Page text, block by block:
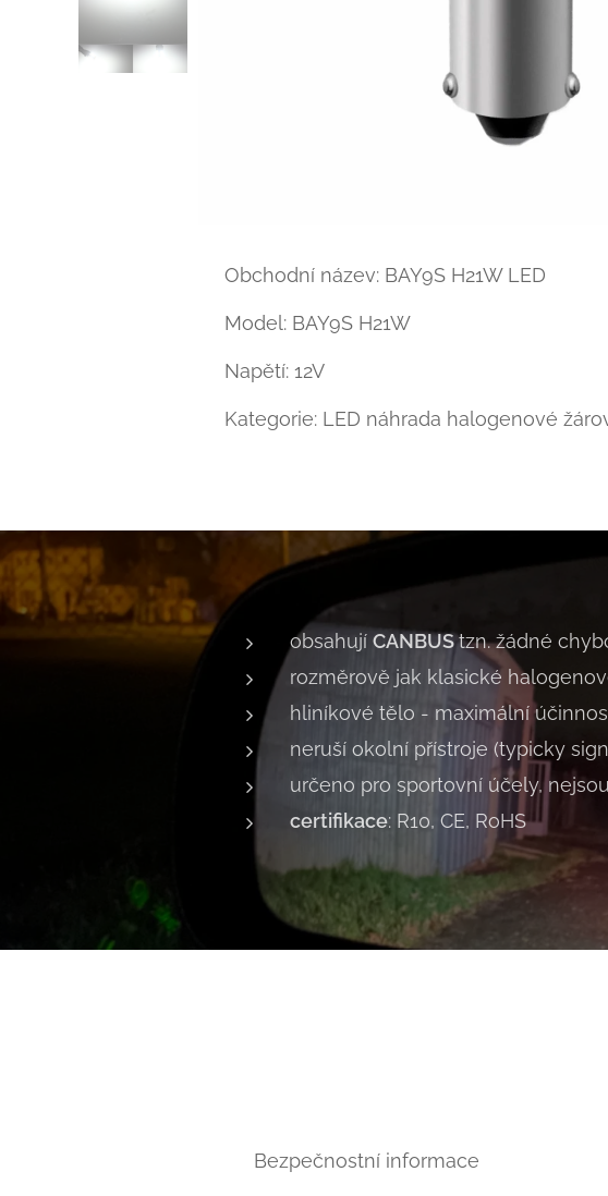
Obchodní název: BAY9S H21W LED
Model: BAY9S H21W
Napětí: 12V
Kategorie: LED náhrada halogenové
obsahují CANBUStzn. žádné
rozměrově jak klasické
hliníkové tělo - maximální
neruší okolní přístroje (typicky
určeno pro sportovní účely,
certifikace: R10, CE, RoHS
⚠ Bezpečnostní informace